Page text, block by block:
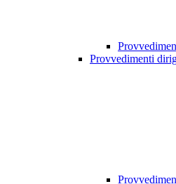
Provvedimenti